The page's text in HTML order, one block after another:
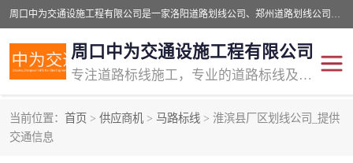
周口中为交通设施工程有限公司是一家洛阳道路划线公司、郑州道路划线公司、平顶山道路车位划线公司、开封车位划线公司、许昌道路车位划线公司、漯河道路车位划线公司，公司始终坚持“诚信、匠心、专注”的宗旨；我们的经营理念是：的服务。
周口中为交通设施工程有限公司
专注道路标线施工，专业的道路标线及交通设施施工服务商!
当前位置： 首页 > 供应商机 > 马路标线 > 淮滨县厂区划线公司_提供
交通信息
交通道路标线